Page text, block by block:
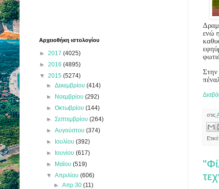
ενώ
Στην
στις
Αρχειοθήκη ιστολογίου
► 2017 (4025)
► 2016 (4895)
▼ 2015 (5274)
►Δεκεμβρίου(414)
► Νοεμβρίου(292)
►Οκτωβρίου(144)
►Σεπτεμβρίου(264)
►Αυγούστου(374)
► Ιουλίου(392)
► Ιουνίου(617)
► Μαΐου(519)
▼Απριλίου(606)
► Απρ 30 (11)